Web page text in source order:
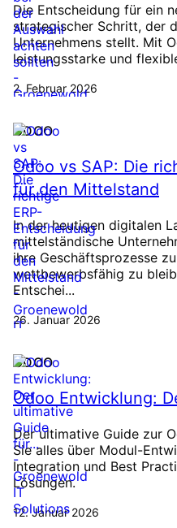
Die Entscheidung für ein
strategischer Schritt, der
Unternehmens stellt. Mit
leistungsstarke und
2. Februar 2026
ODOO
Odoo vs SAP: Die
für den Mittelstand
In der heutigen digitalen
mittelständische
ihre Geschäftsprozesse
wettbewerbsfähig zu
Entschei...
26. Januar 2026
ODOO
Odoo Entwicklung:
Der ultimative Guide zur
Sie alles über Modul-
Integration und Best
Lösungen.
12. Januar 2026